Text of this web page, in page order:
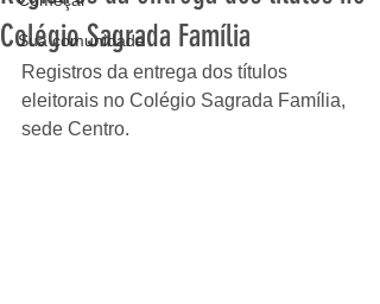
Sua comunidade
Colégio Sagrada Família
Registros da entrega dos títulos
eleitorais no Colégio Sagrada Família,
sede Centro.